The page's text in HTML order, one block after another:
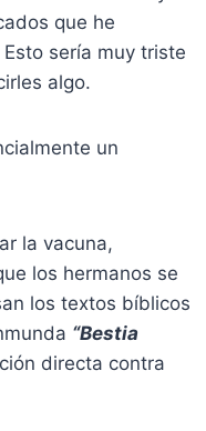
que he
sería muy triste
algo.
un
la vacuna,
los hermanos se
los textos bíblicos
“Bestia
directa contra